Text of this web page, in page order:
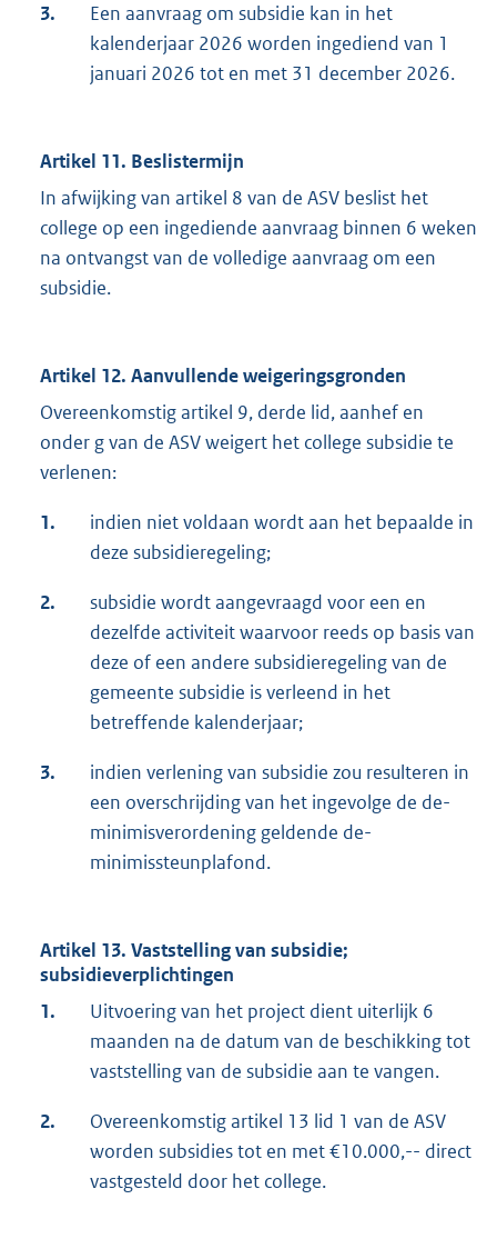
3.
Een aanvraag om subsidie kan in het
kalenderjaar 2026 worden ingediend van 1
januari 2026 tot en met 31 december 2026.
Artikel 11. Beslistermijn
In afwijking van artikel 8 van de ASV beslist het
college op een ingediende aanvraag binnen 6 weken
na ontvangst van de volledige aanvraag om een
subsidie.
Artikel 12. Aanvullende weigeringsgronden
Overeenkomstig artikel 9, derde lid, aanhef en
onder g van de ASV weigert het college subsidie te
verlenen:
1.
indien niet voldaan wordt aan het bepaalde in
deze subsidieregeling;
2.
subsidie wordt aangevraagd voor een en
dezelfde activiteit waarvoor reeds op basis van
deze of een andere subsidieregeling van de
gemeente subsidie is verleend in het
betreffende kalenderjaar;
3.
indien verlening van subsidie zou resulteren in
een overschrijding van het ingevolge de de-
minimisverordening geldende de-
minimissteunplafond.
Artikel 13. Vaststelling van subsidie;
subsidieverplichtingen
1.
Uitvoering van het project dient uiterlijk 6
maanden na de datum van de beschikking tot
vaststelling van de subsidie aan te vangen.
2.
Overeenkomstig artikel 13 lid 1 van de ASV
worden subsidies tot en met €10.000,-- direct
vastgesteld door het college.